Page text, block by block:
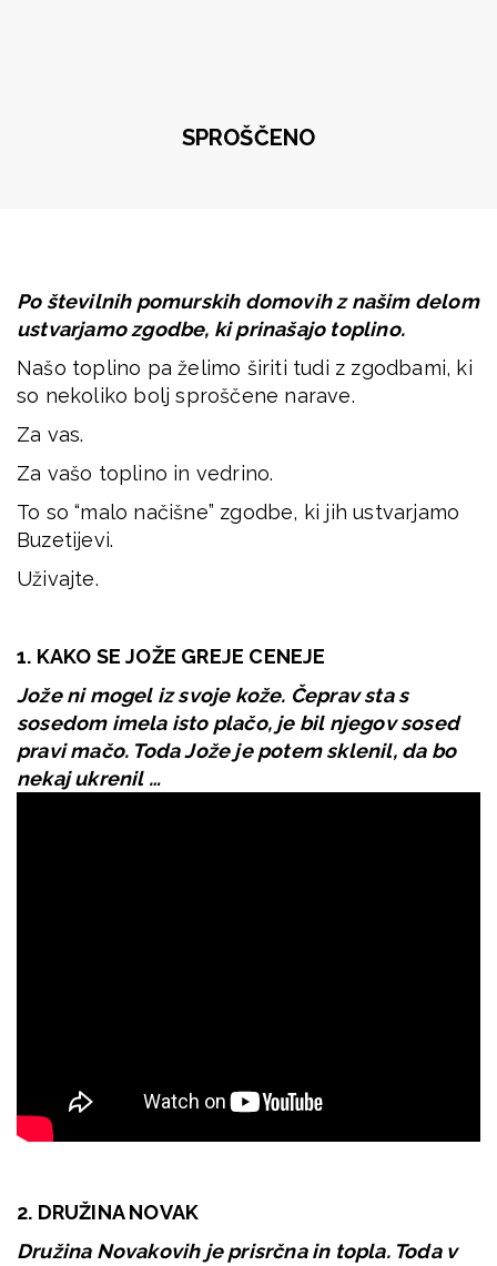
SPROŠČENO
Po številnih pomurskih domovih z našim delom
ustvarjamo zgodbe, ki prinašajo toplino.
Našo toplino pa želimo širiti tudi z zgodbami, ki
so nekoliko bolj sproščene narave.
Za vas.
Za vašo toplino in vedrino.
To so “malo načišne” zgodbe, ki jih ustvarjamo
Buzetijevi.
Uživajte.
1. KAKO SE JOŽE GREJE CENEJE
Jože ni mogel iz svoje kože. Čeprav sta s
sosedom imela isto plačo, je bil njegov sosed
pravi mačo. Toda Jože je potem sklenil, da bo
nekaj ukrenil …
2. DRUŽINA NOVAK
Družina Novakovih je prisrčna in topla. Toda v